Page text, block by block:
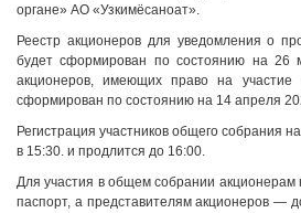
органе» АО «Узкимёсаноат».
Реестр акционеров для уведомления о
будет сформирован по состоянию на 26
акционеров, имеющих право на
сформирован по состоянию на 14 апреля
Регистрация участников общего собрания
в 15:30. и продлится до 16:00.
Для участия в общем собрании акционерам
паспорт, а представителям акционеров —